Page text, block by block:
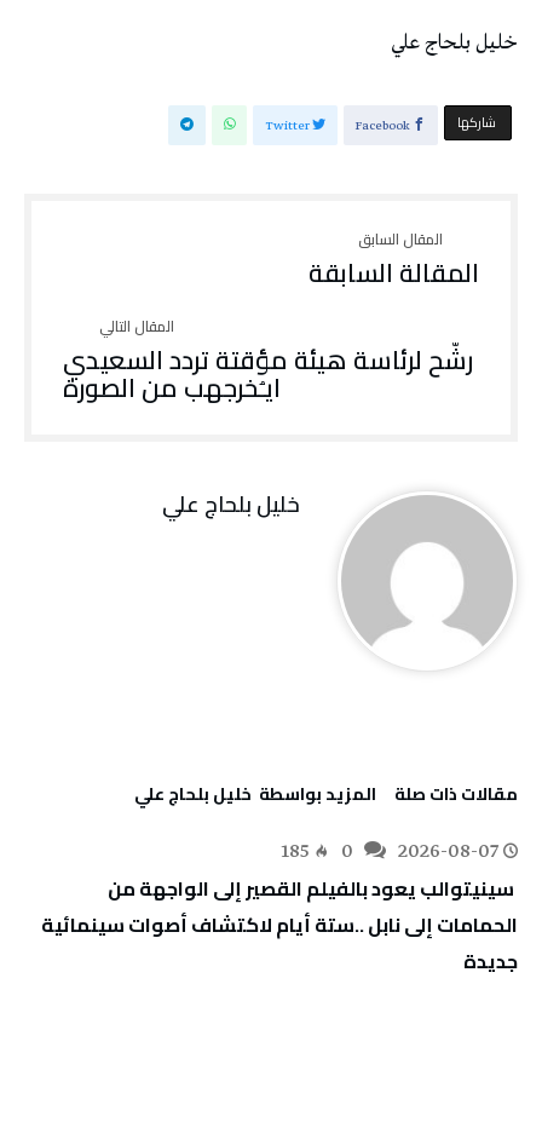
خليل‭ ‬بلحاج‭ ‬علي
‫‫ شاركها‬ Facebook
Twitter
المقالة السابقة
‬ايـُخرجهب‭ ‬من‭ ‬الصورة
خليل‭ ‬بلحاج‭ ‬علي
‫مقالات ذات صلة‬ ‫‫المزيد بواسطة‬ ‬ خليل‭ ‬بلحاج‭ ‬علي
2026-08-07
185
‬جديدة